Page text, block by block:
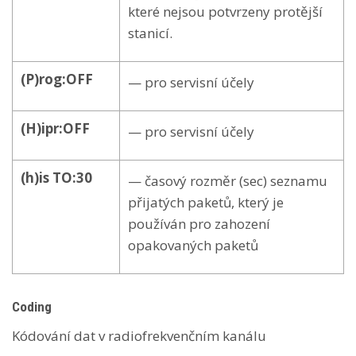
které nejsou potvrzeny protější
stanicí.
(P)rog:OFF — pro servisní účely
(H)ipr:OFF — pro servisní účely
(h)is TO:30
— časový rozměr (sec) seznamu
přijatých paketů, který je
používán pro zahození
opakovaných paketů
Coding
Kódování dat v radiofrekvenčním kanálu